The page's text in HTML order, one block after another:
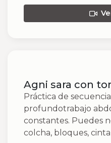
Agni sara con
Práctica de
profundotrabajo
constantes. Puedes
colcha, bloques,